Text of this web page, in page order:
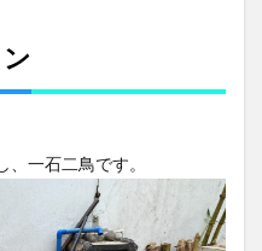
一石二鳥です。